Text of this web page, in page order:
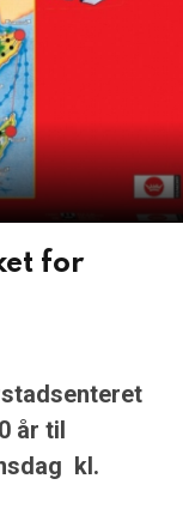
for
år til
kl.